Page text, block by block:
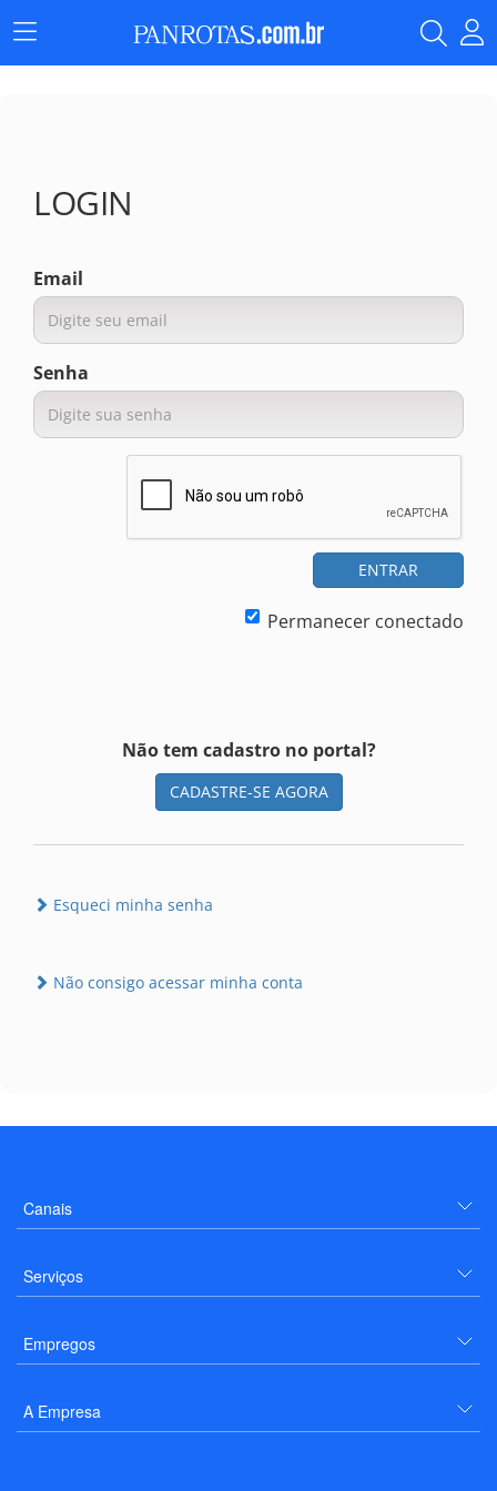
Menu
Principal
LOGIN
Email
Senha
ENTRAR
Permanecer conectado
Não tem cadastro no portal?
CADASTRE-SE AGORA
Esqueci minha senha
Não consigo acessar minha conta
Canais
Serviços
Empregos
A Empresa